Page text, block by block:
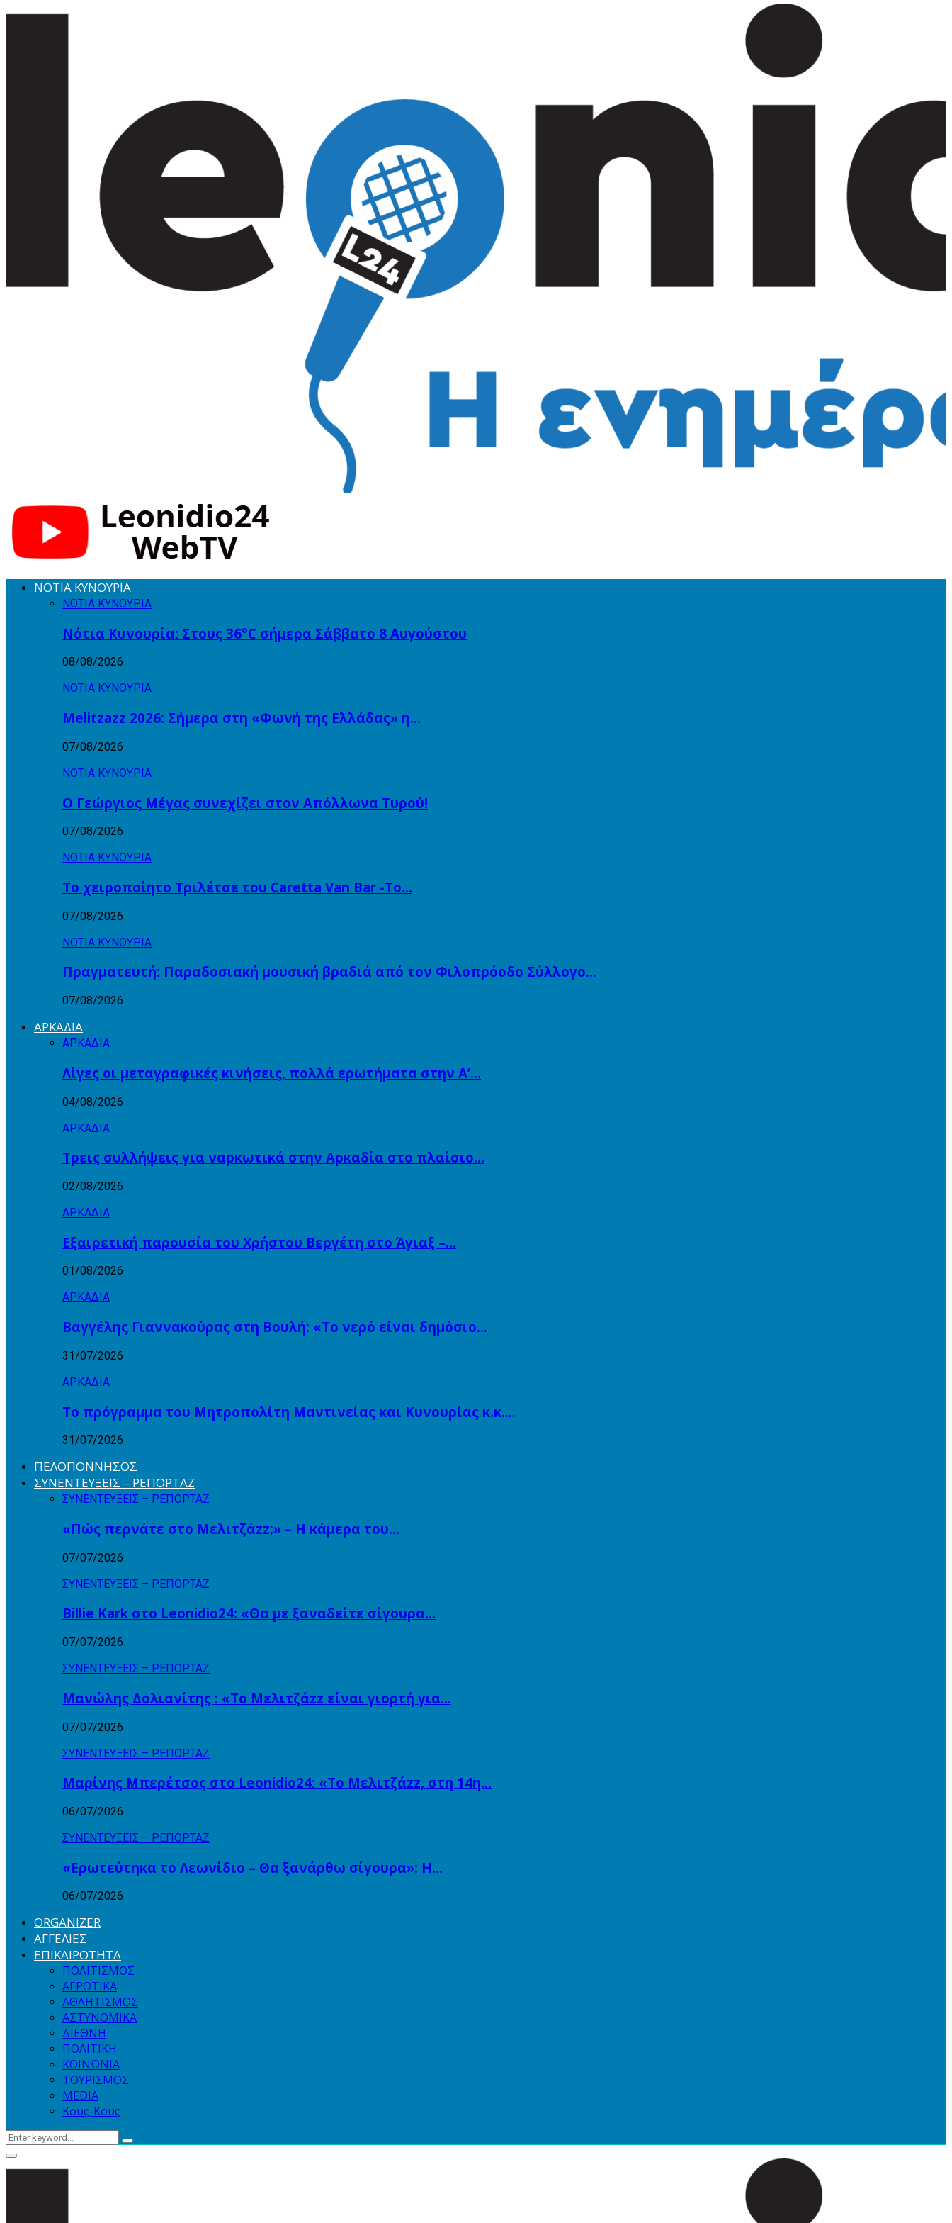
ΝΟΤΙΑ ΚΥΝΟΥΡΙΑ
ΝΟΤΙΑ ΚΥΝΟΥΡΙΑ
Νότια Κυνουρία: Στους 36°C σήμερα Σάββατο 8 Αυγούστου
08/08/2026
ΝΟΤΙΑ ΚΥΝΟΥΡΙΑ
Melitzazz 2026: Σήμερα στη «Φωνή της Ελλάδας» η…
07/08/2026
ΝΟΤΙΑ ΚΥΝΟΥΡΙΑ
Ο Γεώργιος Μέγας συνεχίζει στον Απόλλωνα Τυρού!
07/08/2026
ΝΟΤΙΑ ΚΥΝΟΥΡΙΑ
Το χειροποίητο Τριλέτσε του Caretta Van Bar -Το…
07/08/2026
ΝΟΤΙΑ ΚΥΝΟΥΡΙΑ
Πραγματευτή: Παραδοσιακή μουσική βραδιά από τον Φιλοπρόοδο Σύλλογο…
07/08/2026
ΑΡΚΑΔΙΑ
ΑΡΚΑΔΙΑ
Λίγες οι μεταγραφικές κινήσεις, πολλά ερωτήματα στην Α’…
04/08/2026
ΑΡΚΑΔΙΑ
Τρεις συλλήψεις για ναρκωτικά στην Αρκαδία στο πλαίσιο…
02/08/2026
ΑΡΚΑΔΙΑ
Εξαιρετική παρουσία του Χρήστου Βεργέτη στο Άγιαξ –…
01/08/2026
ΑΡΚΑΔΙΑ
Βαγγέλης Γιαννακούρας στη Βουλή: «Το νερό είναι δημόσιο…
31/07/2026
ΑΡΚΑΔΙΑ
Το πρόγραμμα του Μητροπολίτη Μαντινείας και Κυνουρίας κ.κ….
31/07/2026
ΠΕΛΟΠΟΝΝΗΣΟΣ
ΣΥΝΕΝΤΕΥΞΕΙΣ – ΡΕΠΟΡΤΑΖ
ΣΥΝΕΝΤΕΥΞΕΙΣ – ΡΕΠΟΡΤΑΖ
«Πώς περνάτε στο Μελιτζάzz;» – Η κάμερα του…
07/07/2026
ΣΥΝΕΝΤΕΥΞΕΙΣ – ΡΕΠΟΡΤΑΖ
Billie Kark στο Leonidio24: «Θα με ξαναδείτε σίγουρα…
07/07/2026
ΣΥΝΕΝΤΕΥΞΕΙΣ – ΡΕΠΟΡΤΑΖ
Μανώλης Δολιανίτης : «Το Μελιτζάzz είναι γιορτή για…
07/07/2026
ΣΥΝΕΝΤΕΥΞΕΙΣ – ΡΕΠΟΡΤΑΖ
Μαρίνης Μπερέτσος στο Leonidio24: «Το Μελιτζάzz, στη 14η…
06/07/2026
ΣΥΝΕΝΤΕΥΞΕΙΣ – ΡΕΠΟΡΤΑΖ
«Ερωτεύτηκα το Λεωνίδιο – Θα ξανάρθω σίγουρα»: Η…
06/07/2026
ORGANIZER
ΑΓΓΕΛΙΕΣ
ΕΠΙΚΑΙΡΟΤΗΤΑ
ΠΟΛΙΤΙΣΜΟΣ
ΑΓΡΟΤΙΚΑ
ΑΘΛΗΤΙΣΜΟΣ
ΑΣΤΥΝΟΜΙΚΑ
ΔΙΕΘΝΗ
ΠΟΛΙΤΙΚΗ
ΚΟΙΝΩΝΙΑ
ΤΟΥΡΙΣΜΟΣ
MEDIA
Κους-Κους
Search
Search
Primary
Menu